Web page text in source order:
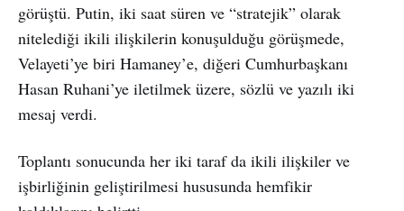
görüştü. Putin, iki saat süren ve “stratejik” olarak
nitelediği ikili ilişkilerin konuşulduğu görüşmede,
Velayeti’ye biri Hamaney’e, diğeri Cumhurbaşkanı
Hasan Ruhani’ye iletilmek üzere, sözlü ve yazılı iki
mesaj verdi.
Toplantı sonucunda her iki taraf da ikili ilişkiler ve
işbirliğinin geliştirilmesi hususunda hemfikir